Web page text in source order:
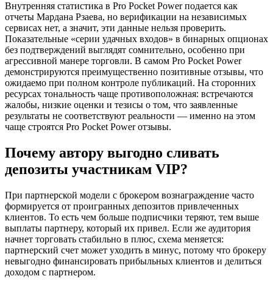
Внутренняя статистика в Pro Pocket Power подается как
отчеты Мардана Рзаева, но верификации на независимых
сервисах нет, а значит, эти данные нельзя проверить.
Показательные «серии удачных входов» в бинарных опционах
без подтверждений выглядят сомнительно, особенно при
агрессивной манере торговли. В самом Pro Pocket Power
демонстрируются преимущественно позитивные отзывы, что
ожидаемо при полном контроле публикаций. На сторонних
ресурсах тональность чаще противоположная: встречаются
жалобы, низкие оценки и тезисы о том, что заявленные
результаты не соответствуют реальности — именно на этом
чаще строятся Pro Pocket Power отзывы.
Почему автору выгодно сливать
депозиты участникам VIP?
При партнерской модели с брокером вознаграждение часто
формируется от проигранных депозитов привлеченных
клиентов. То есть чем больше подписчики теряют, тем выше
выплаты партнеру, который их привел. Если же аудитория
начнет торговать стабильно в плюс, схема меняется:
партнерский счет может уходить в минус, потому что брокеру
невыгодно финансировать прибыльных клиентов и делиться
доходом с партнером.